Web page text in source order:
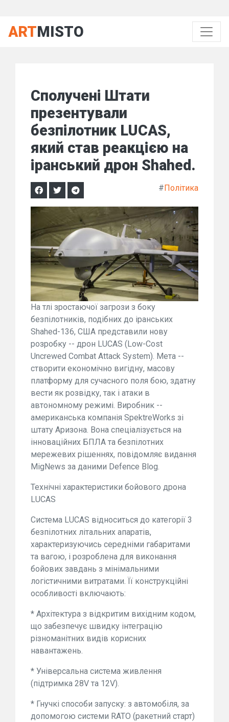
ARTMISTO
Сполучені Штати
презентували
безпілотник LUCAS,
який став реакцією на
іранський дрон Shahed.
#Політика
На тлі зростаючої загрози з боку
безпілотників, подібних до іранських
Shahed-136, США представили нову
розробку -- дрон LUCAS (Low-Cost
Uncrewed Combat Attack System). Мета --
створити економічно вигідну, масову
платформу для сучасного поля бою, здатну
вести як розвідку, так і атаки в
автономному режимі. Виробник --
американська компанія SpektreWorks зі
штату Аризона. Вона спеціалізується на
інноваційних БПЛА та безпілотних
мережевих рішеннях, повідомляє видання
MigNews за даними Defence Blog.
Технічні характеристики бойового дрона
LUCAS
Система LUCAS відноситься до категорії 3
безпілотних літальних апаратів,
характеризуючись середніми габаритами
та вагою, і розроблена для виконання
бойових завдань з мінімальними
логістичними витратами. Її конструкційні
особливості включають:
* Архітектура з відкритим вихідним кодом,
що забезпечує швидку інтеграцію
різноманітних видів корисних
навантажень.
* Універсальна система живлення
(підтримка 28V та 12V).
* Гнучкі способи запуску: з автомобіля, за
допомогою системи RATO (ракетний старт)